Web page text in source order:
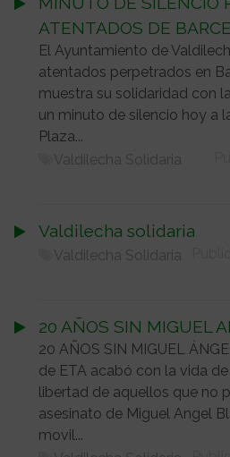
ATENTADOS DE
El Ayuntamiento de
atentados perpetrados en
muestra su solidaridad con
un minuto de silencio hoy a
Plaza...
Valdilecha Solidaria
Valdilecha solidaria
Valdilecha Solidaria
20 AÑOS SIN MIGUEL
20 AÑOS SIN MIGUEL
de ETA acabó con la vida
libertad de aquellos que no
asesinato de Miguel Angel
movil...